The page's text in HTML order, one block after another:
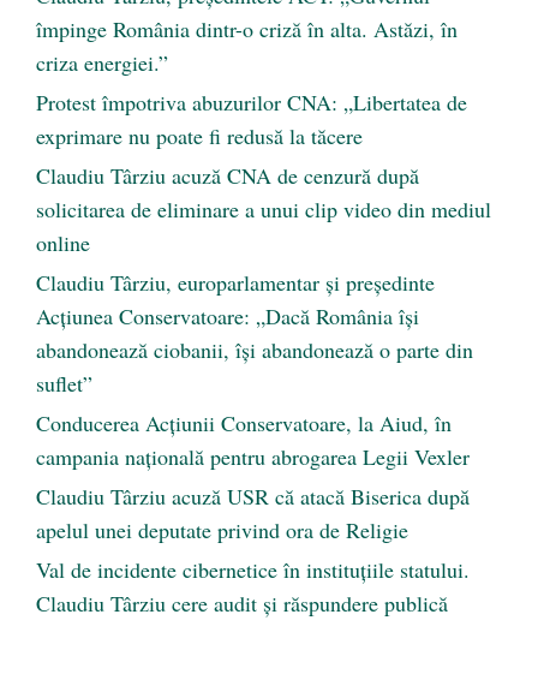
împinge România dintr-o criză în alta. Astăzi, în
criza energiei.”
Protest împotriva abuzurilor CNA: „Libertatea de
exprimare nu poate fi redusă la tăcere
Claudiu Târziu acuză CNA de cenzură după
solicitarea de eliminare a unui clip video din mediul
online
Claudiu Târziu, europarlamentar și președinte
Acțiunea Conservatoare: „Dacă România își
abandonează ciobanii, își abandonează o parte din
suflet”
Conducerea Acțiunii Conservatoare, la Aiud, în
campania națională pentru abrogarea Legii Vexler
Claudiu Târziu acuză USR că atacă Biserica după
apelul unei deputate privind ora de Religie
Val de incidente cibernetice în instituțiile statului.
Claudiu Târziu cere audit și răspundere publică